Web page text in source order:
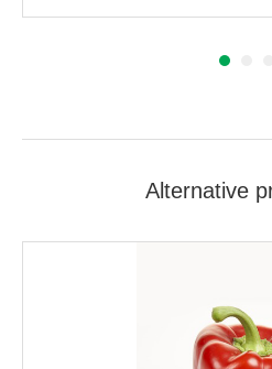
Alternative